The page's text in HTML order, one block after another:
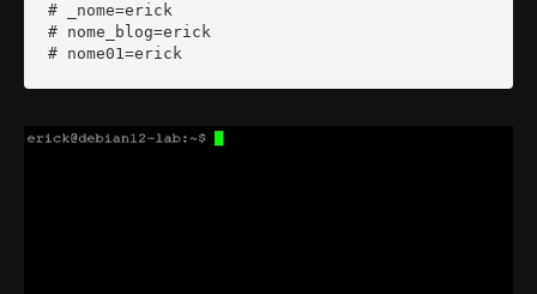
# _nome=erick
# nome_blog=erick
# nome01=erick